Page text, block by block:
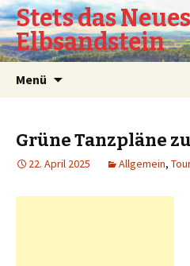
Stets das
Elbsandstein
Menü
Grüne Tanzpläne
22. April 2025 Allgemein,